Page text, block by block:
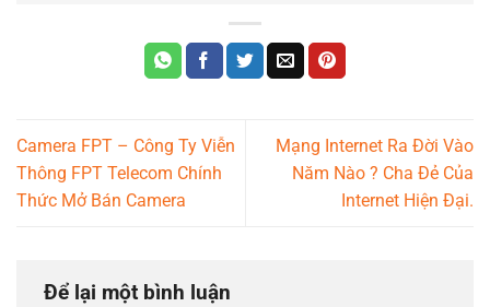
Camera FPT – Công Ty Viễn
Thông FPT Telecom Chính
Thức Mở Bán Camera
Mạng Internet Ra Đời Vào
Năm Nào ? Cha Đẻ Của
Internet Hiện Đại.
Để lại một bình luận